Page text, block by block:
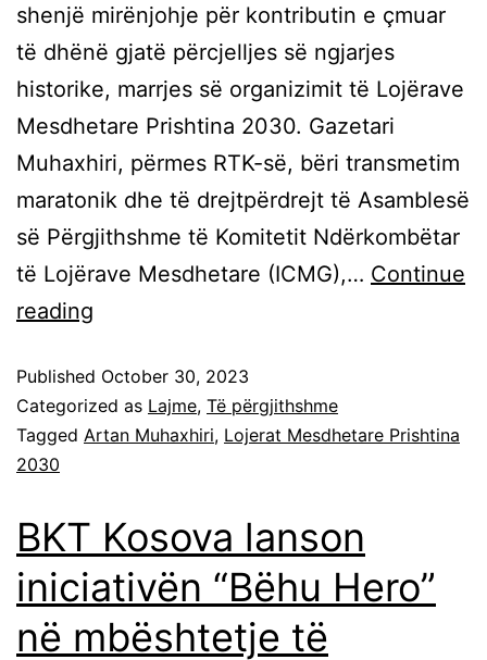
shenjë mirënjohje për kontributin e çmuar
të dhënë gjatë përcjelljes së ngjarjes
historike, marrjes së organizimit të Lojërave
Mesdhetare Prishtina 2030. Gazetari
Muhaxhiri, përmes RTK-së, bëri transmetim
maratonik dhe të drejtpërdrejt të Asamblesë
së Përgjithshme të Komitetit Ndërkombëtar
të Lojërave Mesdhetare (ICMG),… Continue
reading
Published October 30, 2023
Categorized as Lajme, Të përgjithshme
Tagged Artan Muhaxhiri, Lojerat Mesdhetare Prishtina
2030
BKT Kosova lanson
iniciativën “Bëhu Hero”
në mbështetje të